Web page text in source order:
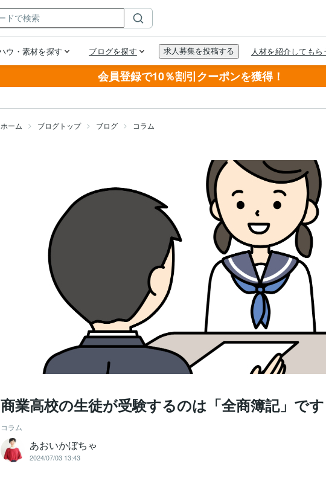
会員登録で10％割引クーポンを獲得！
ホーム ブログトップ ブログ コラム
商業高校の生徒が受験するのは「全商簿記」で
コラム
あおいかぼちゃ
2024/07/03 13:43